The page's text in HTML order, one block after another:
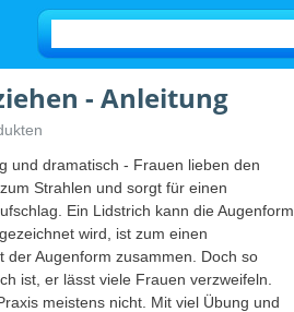
- Anleitung
und dramatisch - Frauen lieben den
Strahlen und sorgt für einen
Ein Lidstrich kann die Augenform
gezeichnet wird, ist zum einen
Augenform zusammen. Doch so
ist, er lässt viele Frauen verzweifeln.
meistens nicht. Mit viel Übung und